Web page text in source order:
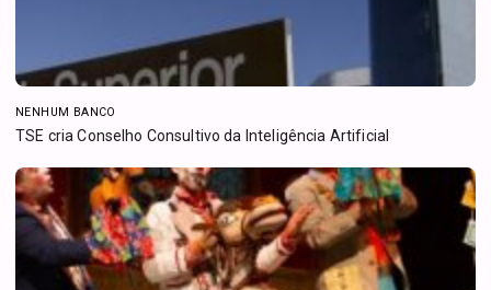
NENHUM BANCO
TSE cria Conselho Consultivo da Inteligência Artificial